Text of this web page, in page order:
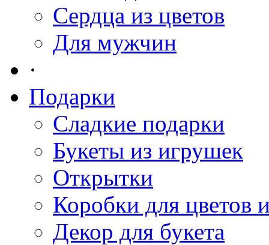
Сердца из цветов
Для мужчин
·
Подарки
Сладкие подарки
Букеты из игрушек
Открытки
Коробки для цветов
Декор для букета